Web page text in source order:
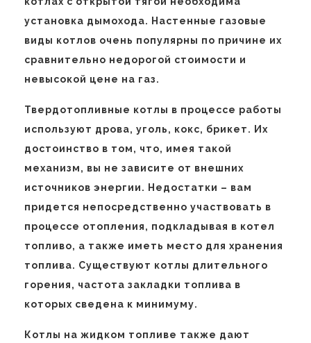
установка дымохода. Настенные газовые
виды котлов очень популярны по причине их
сравнительно недорогой стоимости и
невысокой цене на газ.
Твердотопливные котлы в процессе работы
используют дрова, уголь, кокс, брикет. Их
достоинство в том, что, имея такой
механизм, вы не зависите от внешних
источников энергии. Недостатки – вам
придется непосредственно участвовать в
процессе отопления, подкладывая в котел
топливо, а также иметь место для хранения
топлива. Существуют котлы длительного
горения, частота закладки топлива в
которых сведена к минимуму.
Котлы на жидком топливе также дают